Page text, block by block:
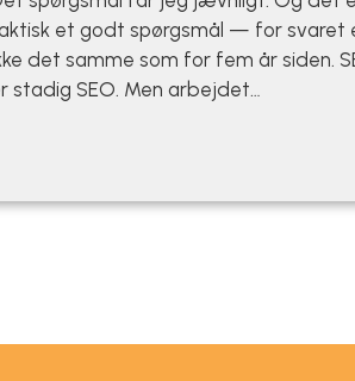
et godt spørgsmål — for svaret
det samme som for fem år siden.
stadig SEO. Men arbejdet…